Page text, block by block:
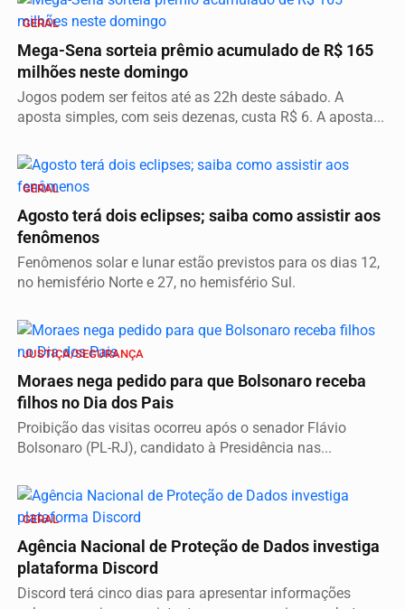
GERAL
Mega-Sena sorteia prêmio acumulado de R$ 165
milhões neste domingo
Jogos podem ser feitos até as 22h deste sábado. A
aposta simples, com seis dezenas, custa R$ 6. A aposta...
GERAL
Agosto terá dois eclipses; saiba como assistir aos
fenômenos
Fenômenos solar e lunar estão previstos para os dias 12,
no hemisfério Norte e 27, no hemisfério Sul.
JUSTIÇA/SEGURANÇA
Moraes nega pedido para que Bolsonaro receba
filhos no Dia dos Pais
Proibição das visitas ocorreu após o senador Flávio
Bolsonaro (PL-RJ), candidato à Presidência nas...
GERAL
Agência Nacional de Proteção de Dados investiga
plataforma Discord
Discord terá cinco dias para apresentar informações